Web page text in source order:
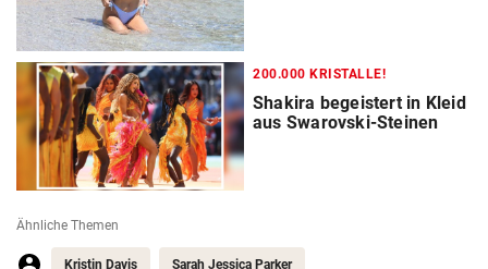
200.000 KRISTALLE!
Shakira begeistert in Kleid
aus Swarovski-Steinen
Ähnliche Themen
Kristin Davis Sarah Jessica Parker